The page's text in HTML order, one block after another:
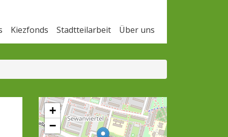
Kiezfonds Stadtteilarbeit Über uns
+
−